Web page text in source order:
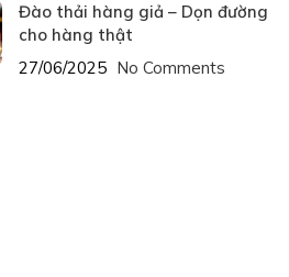
Đào thải hàng giả – Dọn đường
cho hàng thật
27/06/2025 No Comments